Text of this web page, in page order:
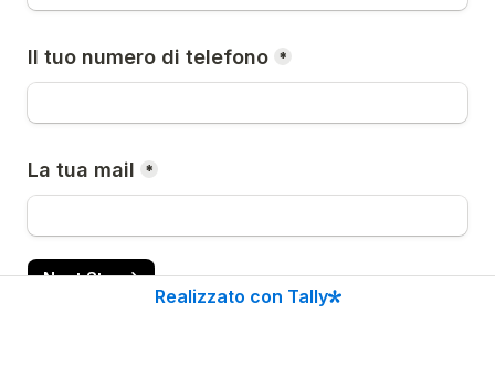
Il tuo numero di telefono *
La tua mail *
Next Step
Realizzato con Tally